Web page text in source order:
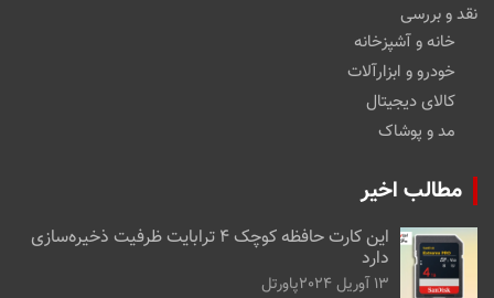
نقد و بررسی
خانه و آشپزخانه
خودرو و ابزارآلات
کالای دیجیتال
مد و پوشاک
مطالب اخیر
این کارت حافظه کوچک ۴ ترابایت ظرفیت ذخیره‌سازی
دارد
13 آوریل 2024 پاورتل